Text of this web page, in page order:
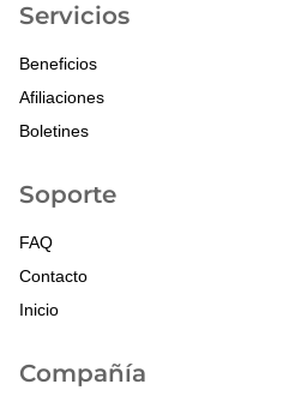
Servicios
Beneficios
Afiliaciones
Boletines
Soporte
FAQ
Contacto
Inicio
Compañía